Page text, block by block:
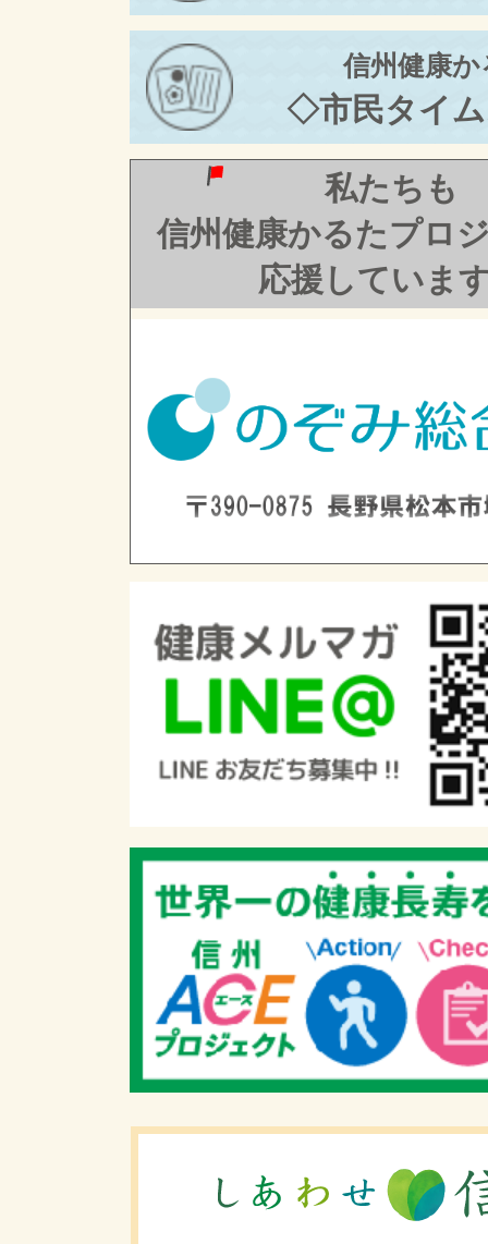
信州健康
◇市民タイ
私たちも
信州健康かるたプロ
応援していま